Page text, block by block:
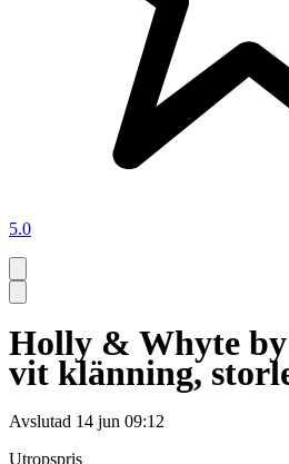
5.0
Holly & Whyte
vit klänning,
Avslutad 14 jun 09:12
Utropspris